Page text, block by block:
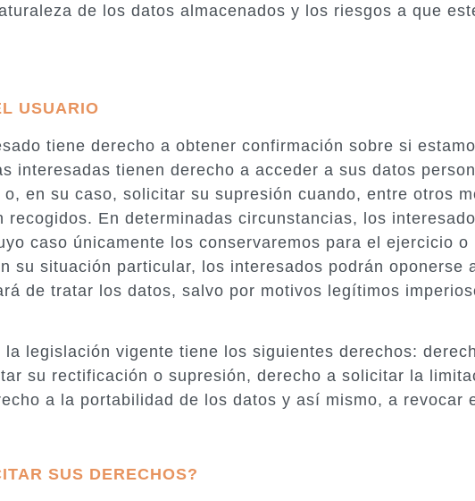
de los datos almacenados y los riesgos a que
USUARIO
tiene derecho a obtener confirmación sobre si
interesadas tienen derecho a acceder a sus datos
en su caso, solicitar su supresión cuando, entre otros
recogidos. En determinadas circunstancias, los
caso únicamente los conservaremos para el ejercicio
su situación particular, los interesados podrán
de tratar los datos, salvo por motivos legítimos
la legislación vigente tiene los siguientes derechos:
su rectificación o supresión, derecho a solicitar la
a la portabilidad de los datos y así mismo, a revocar
SUS DERECHOS?